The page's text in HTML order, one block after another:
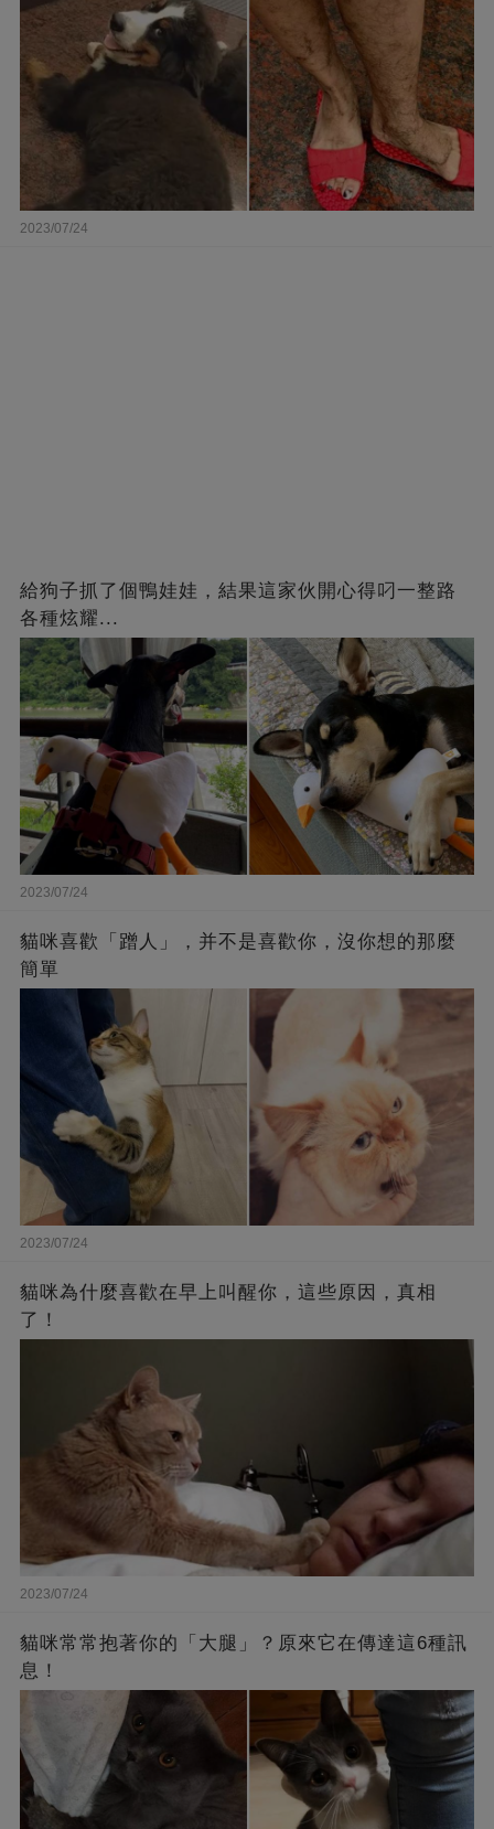
2023/07/24
給狗子抓了個鴨娃娃，結果這家伙開心得叼一整路
各種炫耀...
2023/07/24
貓咪喜歡「蹭人」，并不是喜歡你，沒你想的那麼
簡單
2023/07/24
貓咪為什麼喜歡在早上叫醒你，這些原因，真相
了！
2023/07/24
貓咪常常抱著你的「大腿」？原來它在傳達這6種訊
息！